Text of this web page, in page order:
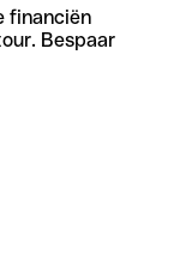
financiën
Bespaar